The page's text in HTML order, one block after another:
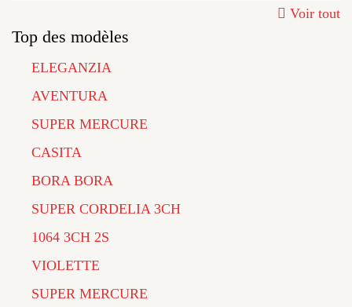
Voir tout
Top des modèles
ELEGANZIA
AVENTURA
SUPER MERCURE
CASITA
BORA BORA
SUPER CORDELIA 3CH
1064 3CH 2S
VIOLETTE
SUPER MERCURE